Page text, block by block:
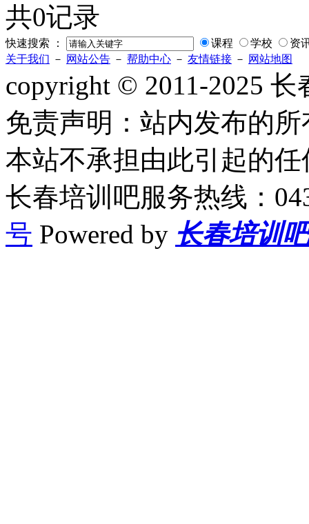
共0记录
快速搜索 ： 课程 学校
资
关于我们 － 网站公告 － 帮助中心 － 友情链接 － 网站地图
copyright © 2011-2025
免责声明：站内发布的
本站不承担由此引起的
长春培训吧服务热线：
号 Powered by 长春培训吧